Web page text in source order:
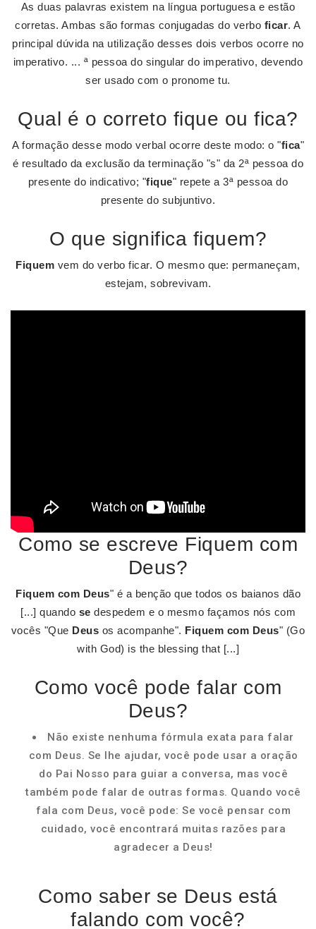
As duas palavras existem na língua portuguesa e estão
corretas. Ambas são formas conjugadas do verbo ficar. A
principal dúvida na utilização desses dois verbos ocorre no
imperativo. ... ª pessoa do singular do imperativo, devendo
ser usado com o pronome tu.
Qual é o correto fique ou fica?
A formação desse modo verbal ocorre deste modo: o "fica"
é resultado da exclusão da terminação "s" da 2ª pessoa do
presente do indicativo; "fique" repete a 3ª pessoa do
presente do subjuntivo.
O que significa fiquem?
Fiquem vem do verbo ficar. O mesmo que: permaneçam,
estejam, sobrevivam.
Como se escreve Fiquem com
Deus?
Fiquem com Deus" é a benção que todos os baianos dão
[...] quando se despedem e o mesmo façamos nós com
vocês "Que Deus os acompanhe". Fiquem com Deus" (Go
with God) is the blessing that [...]
Como você pode falar com
Deus?
Não existe nenhuma fórmula exata para falar
com Deus. Se lhe ajudar, você pode usar a oração
do Pai Nosso para guiar a conversa, mas você
também pode falar de outras formas. Quando você
fala com Deus, você pode: Se você pensar com
cuidado, você encontrará muitas razões para
agradecer a Deus!
Como saber se Deus está
falando com você?